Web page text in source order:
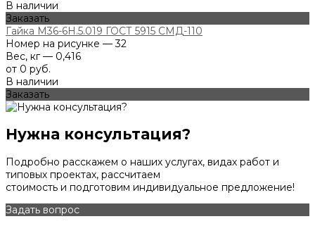
В наличии
Заказать
Гайка М36-6Н.5.019 ГОСТ 5915 СМД-110
Номер на рисунке — 32
Вес, кг — 0,416
от 0 руб.
В наличии
Заказать
Нужна консультация?
Подробно расскажем о наших услугах, видах работ и
типовых проектах, рассчитаем
стоимость и подготовим индивидуальное предложение!
Задать вопрос